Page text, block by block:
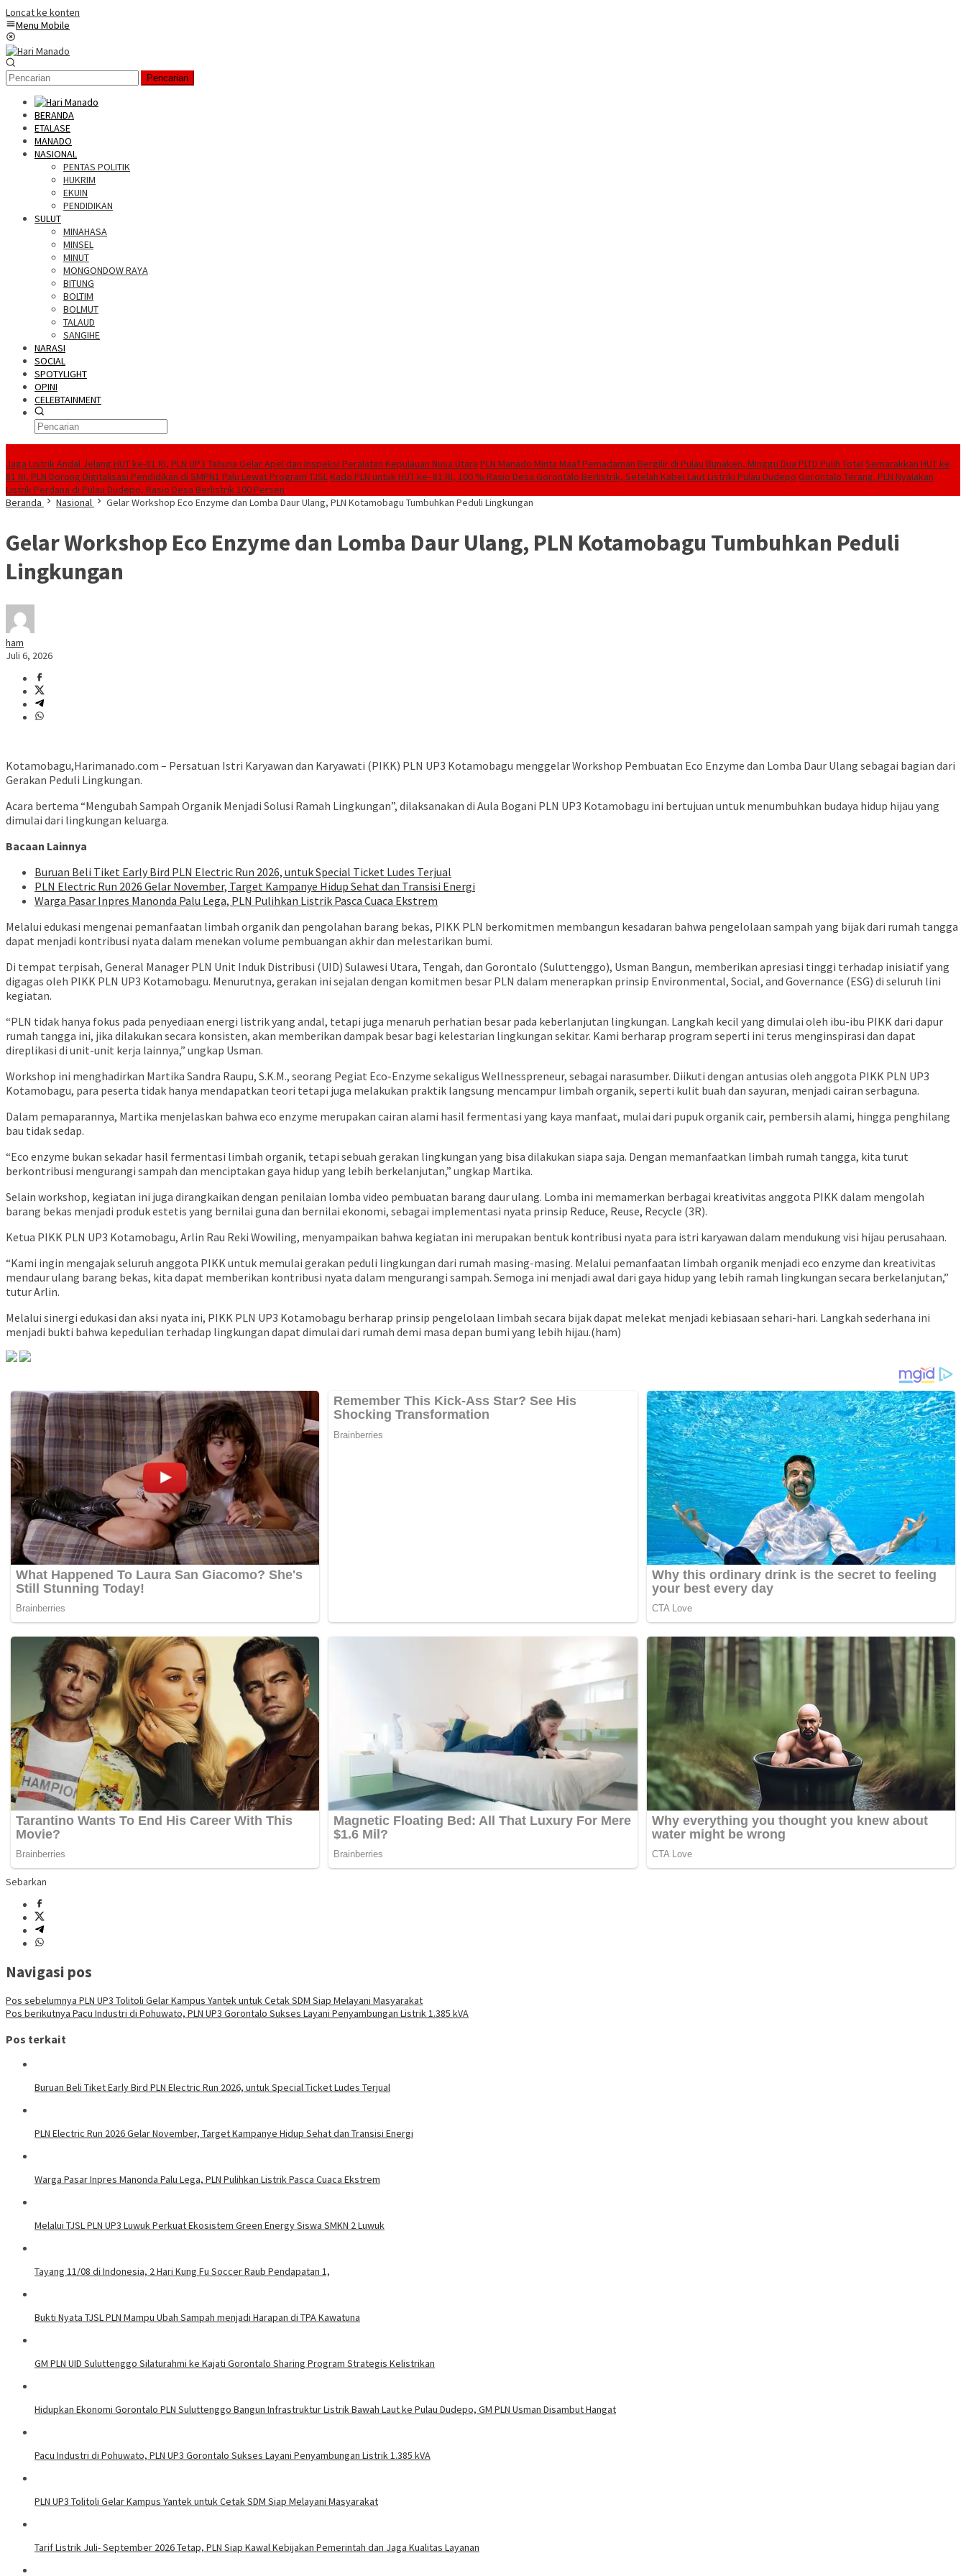
Loncat ke konten
Menu Mobile
Pencarian
BERANDA
ETALASE
MANADO
NASIONAL
PENTAS POLITIK
HUKRIM
EKUIN
PENDIDIKAN
SULUT
MINAHASA
MINSEL
MINUT
MONGONDOW RAYA
BITUNG
BOLTIM
BOLMUT
TALAUD
SANGIHE
NARASI
SOCIAL
SPOTYLIGHT
OPINI
CELEBTAINMENT
Jaga Listrik Andal Jelang HUT ke-81 RI, PLN UP3 Tahuna Gelar Apel dan Inspeksi Peralatan Kepulauan Nusa Utara PLN Manado Minta Maaf Pemadaman Bergilir di Pulau Bunaken, Minggu Dua PLTD Pulih TotalSemarakkan HUT ke
81 RI, PLN Dorong Digitalisasi Pendidikan di SMPN1 Palu Lewat Program TJSLKado PLN untuk HUT ke- 81 RI, 100 % Rasio Desa Gorontalo Berlistrik, Setelah Kabel Laut Listriki Pulau Dudepo Gorontalo Terang. PLN Nyalakan
Listrik Perdana di Pulau Dudepo, Rasio Desa Berlistrik 100 Persen
Beranda
Nasional Gelar Workshop Eco Enzyme dan Lomba Daur Ulang, PLN Kotamobagu Tumbuhkan Peduli Lingkungan
Gelar Workshop Eco Enzyme dan Lomba Daur Ulang, PLN Kotamobagu Tumbuhkan Peduli
Lingkungan
ham
Juli 6, 2026
Kotamobagu,Harimanado.com – Persatuan Istri Karyawan dan Karyawati (PIKK) PLN UP3 Kotamobagu menggelar Workshop Pembuatan Eco Enzyme dan Lomba Daur Ulang sebagai bagian dari
Gerakan Peduli Lingkungan.
Acara bertema “Mengubah Sampah Organik Menjadi Solusi Ramah Lingkungan”, dilaksanakan di Aula Bogani PLN UP3 Kotamobagu ini bertujuan untuk menumbuhkan budaya hidup hijau yang
dimulai dari lingkungan keluarga.
Bacaan Lainnya
Buruan Beli Tiket Early Bird PLN Electric Run 2026, untuk Special Ticket Ludes Terjual
PLN Electric Run 2026 Gelar November, Target Kampanye Hidup Sehat dan Transisi Energi
Warga Pasar Inpres Manonda Palu Lega, PLN Pulihkan Listrik Pasca Cuaca Ekstrem
Melalui edukasi mengenai pemanfaatan limbah organik dan pengolahan barang bekas, PIKK PLN berkomitmen membangun kesadaran bahwa pengelolaan sampah yang bijak dari rumah tangga
dapat menjadi kontribusi nyata dalam menekan volume pembuangan akhir dan melestarikan bumi.
Di tempat terpisah, General Manager PLN Unit Induk Distribusi (UID) Sulawesi Utara, Tengah, dan Gorontalo (Suluttenggo), Usman Bangun, memberikan apresiasi tinggi terhadap inisiatif yang
digagas oleh PIKK PLN UP3 Kotamobagu. Menurutnya, gerakan ini sejalan dengan komitmen besar PLN dalam menerapkan prinsip Environmental, Social, and Governance (ESG) di seluruh lini
kegiatan.
“PLN tidak hanya fokus pada penyediaan energi listrik yang andal, tetapi juga menaruh perhatian besar pada keberlanjutan lingkungan. Langkah kecil yang dimulai oleh ibu-ibu PIKK dari dapur
rumah tangga ini, jika dilakukan secara konsisten, akan memberikan dampak besar bagi kelestarian lingkungan sekitar. Kami berharap program seperti ini terus menginspirasi dan dapat
direplikasi di unit-unit kerja lainnya,” ungkap Usman.
Workshop ini menghadirkan Martika Sandra Raupu, S.K.M., seorang Pegiat Eco-Enzyme sekaligus Wellnesspreneur, sebagai narasumber. Diikuti dengan antusias oleh anggota PIKK PLN UP3
Kotamobagu, para peserta tidak hanya mendapatkan teori tetapi juga melakukan praktik langsung mencampur limbah organik, seperti kulit buah dan sayuran, menjadi cairan serbaguna.
Dalam pemaparannya, Martika menjelaskan bahwa eco enzyme merupakan cairan alami hasil fermentasi yang kaya manfaat, mulai dari pupuk organik cair, pembersih alami, hingga penghilang
bau tidak sedap.
“Eco enzyme bukan sekadar hasil fermentasi limbah organik, tetapi sebuah gerakan lingkungan yang bisa dilakukan siapa saja. Dengan memanfaatkan limbah rumah tangga, kita turut
berkontribusi mengurangi sampah dan menciptakan gaya hidup yang lebih berkelanjutan,” ungkap Martika.
Selain workshop, kegiatan ini juga dirangkaikan dengan penilaian lomba video pembuatan barang daur ulang. Lomba ini memamerkan berbagai kreativitas anggota PIKK dalam mengolah
barang bekas menjadi produk estetis yang bernilai guna dan bernilai ekonomi, sebagai implementasi nyata prinsip Reduce, Reuse, Recycle (3R).
Ketua PIKK PLN UP3 Kotamobagu, Arlin Rau Reki Wowiling, menyampaikan bahwa kegiatan ini merupakan bentuk kontribusi nyata para istri karyawan dalam mendukung visi hijau perusahaan.
“Kami ingin mengajak seluruh anggota PIKK untuk memulai gerakan peduli lingkungan dari rumah masing-masing. Melalui pemanfaatan limbah organik menjadi eco enzyme dan kreativitas
mendaur ulang barang bekas, kita dapat memberikan kontribusi nyata dalam mengurangi sampah. Semoga ini menjadi awal dari gaya hidup yang lebih ramah lingkungan secara berkelanjutan,”
tutur Arlin.
Melalui sinergi edukasi dan aksi nyata ini, PIKK PLN UP3 Kotamobagu berharap prinsip pengelolaan limbah secara bijak dapat melekat menjadi kebiasaan sehari-hari. Langkah sederhana ini
menjadi bukti bahwa kepedulian terhadap lingkungan dapat dimulai dari rumah demi masa depan bumi yang lebih hijau.(ham)
Sebarkan
Navigasi pos
Pos sebelumnya PLN UP3 Tolitoli Gelar Kampus Yantek untuk Cetak SDM Siap Melayani Masyarakat
Pos berikutnya Pacu Industri di Pohuwato, PLN UP3 Gorontalo Sukses Layani Penyambungan Listrik 1.385 kVA
Pos terkait
Buruan Beli Tiket Early Bird PLN Electric Run 2026, untuk Special Ticket Ludes Terjual
PLN Electric Run 2026 Gelar November, Target Kampanye Hidup Sehat dan Transisi Energi
Warga Pasar Inpres Manonda Palu Lega, PLN Pulihkan Listrik Pasca Cuaca Ekstrem
Melalui TJSL PLN UP3 Luwuk Perkuat Ekosistem Green Energy Siswa SMKN 2 Luwuk
Tayang 11/08 di Indonesia, 2 Hari Kung Fu Soccer Raub Pendapatan 1,
Bukti Nyata TJSL PLN Mampu Ubah Sampah menjadi Harapan di TPA Kawatuna
GM PLN UID Suluttenggo Silaturahmi ke Kajati Gorontalo Sharing Program Strategis Kelistrikan
Hidupkan Ekonomi Gorontalo PLN Suluttenggo Bangun Infrastruktur Listrik Bawah Laut ke Pulau Dudepo, GM PLN Usman Disambut Hangat
Pacu Industri di Pohuwato, PLN UP3 Gorontalo Sukses Layani Penyambungan Listrik 1.385 kVA
PLN UP3 Tolitoli Gelar Kampus Yantek untuk Cetak SDM Siap Melayani Masyarakat
Tarif Listrik Juli- September 2026 Tetap, PLN Siap Kawal Kebijakan Pemerintah dan Jaga Kualitas Layanan